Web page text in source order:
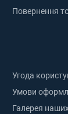
Повернення
Угода
Умови
Галерея